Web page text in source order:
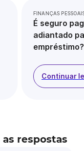
FINANÇAS
É seguro
adiantado
empréstimo?
Continuar
respostas